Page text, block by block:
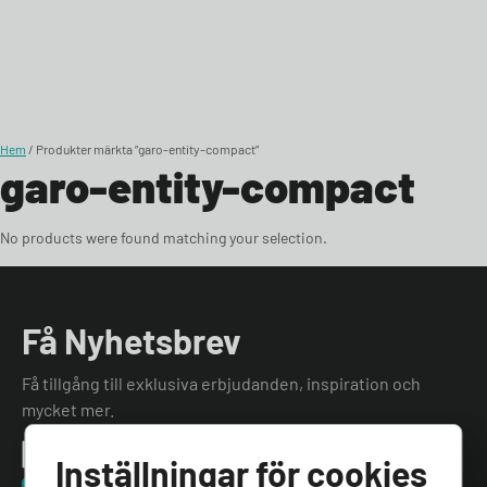
Skip to content
Hem / Produkter märkta ”garo-entity-compact”
garo-entity-compact
No products were found matching your selection.
Få Nyhetsbrev
Få tillgång till exklusiva erbjudanden, inspiration och
mycket mer.
Inställningar för cookies